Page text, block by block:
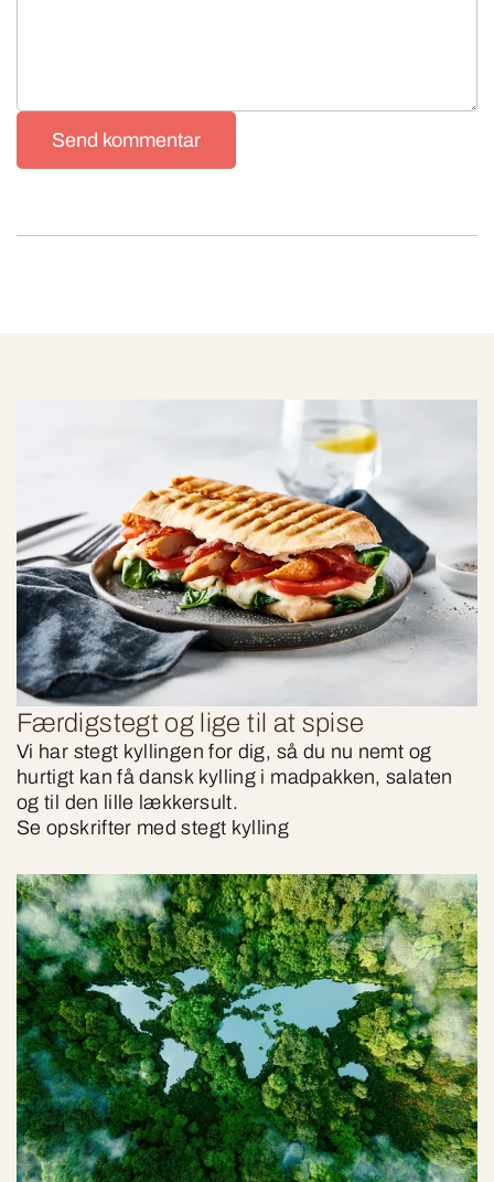
Send kommentar
Færdigstegt og lige til at spise
Vi har stegt kyllingen for dig, så du nu nemt og
hurtigt kan få dansk kylling i madpakken, salaten
og til den lille lækkersult.
Se opskrifter med stegt kylling